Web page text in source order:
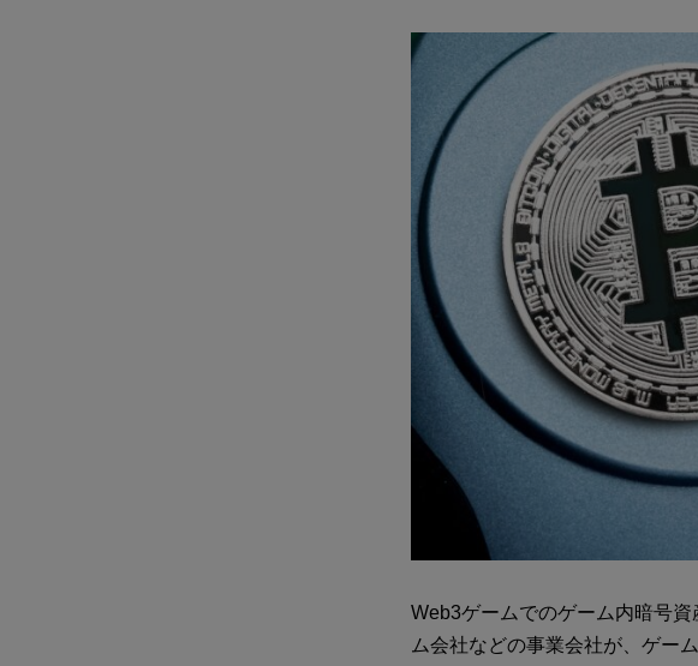
Web3ゲームでのゲーム内暗号
ム会社などの事業会社が、ゲー